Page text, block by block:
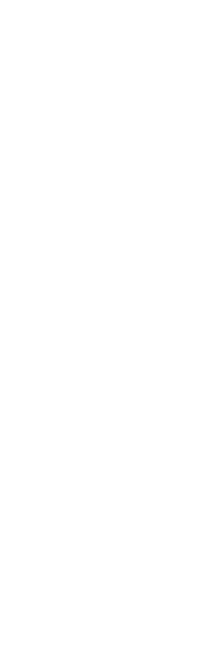
გულ-
დონის შემცირება 36%-
(4 × 10⁹)
შტამიდან:
ერთად,
კაფსულის
მიკროკრისტალური
გელანი
ლაქტოზას.